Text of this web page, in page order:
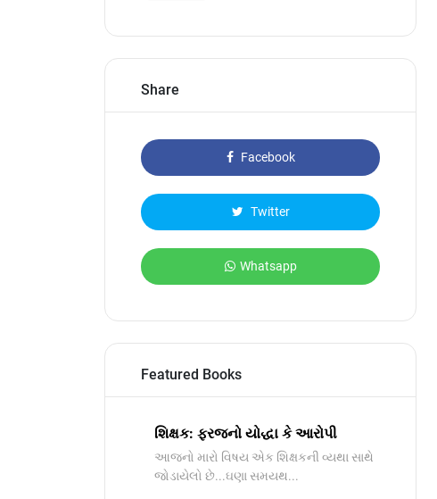
Share
Facebook
Twitter
Whatsapp
Featured Books
શિક્ષક: ફરજનો યોદ્ધા કે આરોપી
આજનો મારો વિષય એક શિક્ષકની વ્યથા સાથે
જોડાયેલો છે...ઘણા સમયથ...